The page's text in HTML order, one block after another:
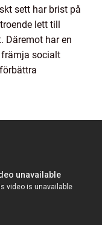
sett har brist på
lett till
Däremot har en
socialt